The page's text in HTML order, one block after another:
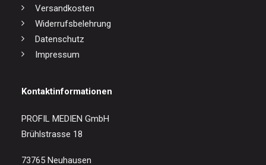
Versandkosten
Widerrufsbelehrung
Datenschutz
Impressum
Kontaktinformationen
PROFIL MEDIEN GmbH
Brühlstrasse 18
73765 Neuhausen